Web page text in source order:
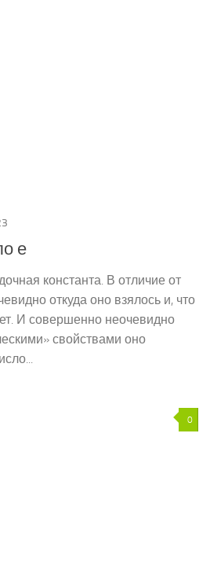
е
константа. В отличие от
откуда оно взялось и, что
И совершенно неочевидно
свойствами оно
0